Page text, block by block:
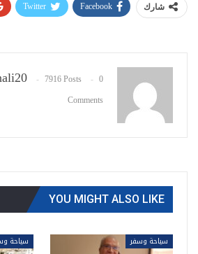
شارك Facebook
Twitter
7916 Posts 0
Comments
YOU MIGHT ALSO LIKE
سياحة وسفر سياحة